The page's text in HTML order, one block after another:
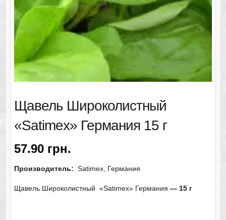
Щавель Широколистный
«Satimex» Германия 15 г
57.90 грн.
Производитель: Satimex, Германия
Щавель Широколистный «Satimex» Германия — 15 г